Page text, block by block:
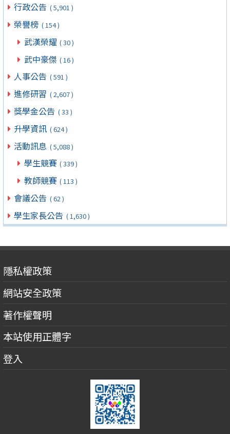
行政公告 ( 5,901 )
榮譽榜 ( 154 )
武漢榮耀 ( 30 )
武中豪傑 ( 16 )
人事公告 ( 591 )
進修研習 ( 2,607 )
獎學金公告 ( 33 )
升學資訊 ( 624 )
活動訊息 ( 5,088 )
學生競賽 ( 339 )
教師競賽 ( 113 )
會議公告 ( 62 )
學生家長公告 ( 1,630 )
隱私權政策
網站安全政策
著作權聲明
本站使用正體字
登入